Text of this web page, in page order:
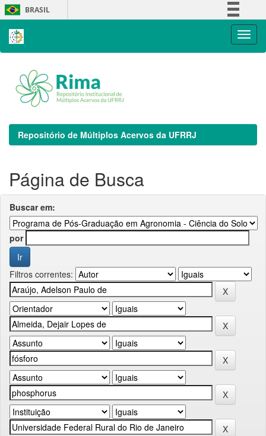
Skip
navigation
BRASIL
Repositório de Múltiplos Acervos da UFRRJ
Página de Busca
Buscar em:
por
Filtros correntes: